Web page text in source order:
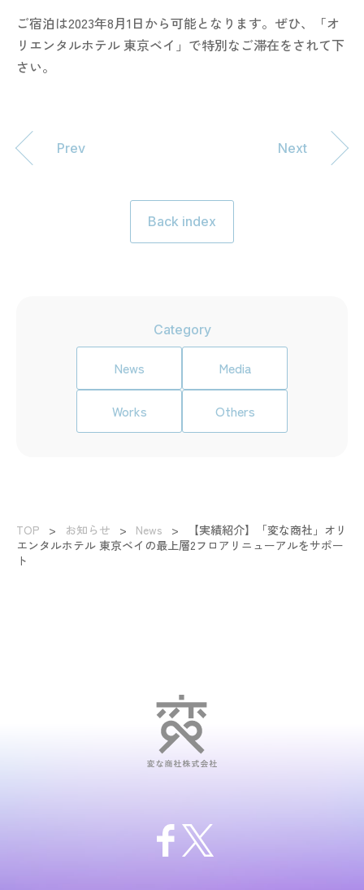
ご宿泊は2023年8月1日から可能となります。ぜひ、「オ
リエンタルホテル 東京ベイ」で特別なご滞在をされて下
さい。
Prev
Back index
Next
Category
News Media
Works Others
TOP > お知らせ > News >
【実績紹介】「変な商社」オリ
エンタルホテル 東京ベイの最上層2フロアリニューアルをサポー
ト